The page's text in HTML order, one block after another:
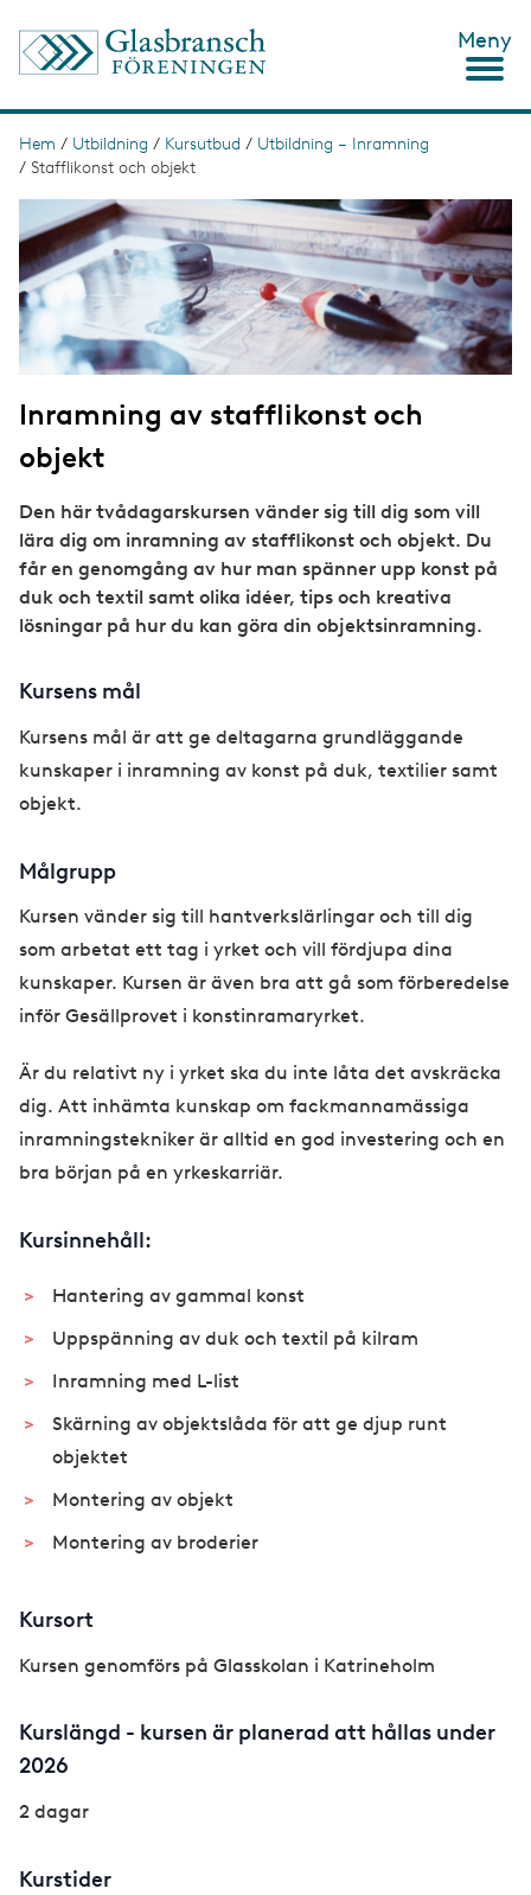
Meny
L
k
s
t
i
g
Hem / Utbildning / Kursutbud / Utbildning – Inramning
/ Stafflikonst och objekt
m
g
e
Inramning av stafflikonst och
objekt
Den här tvådagarskursen vänder sig till dig som vill
lära dig om inramning av stafflikonst och objekt. Du
får en genomgång av hur man spänner upp konst på
duk och textil samt olika idéer, tips och kreativa
lösningar på hur du kan göra din objektsinramning.
Kursens mål
Kursens mål är att ge deltagarna grundläggande
kunskaper i inramning av konst på duk, textilier samt
objekt.
Målgrupp
Kursen vänder sig till hantverkslärlingar och till dig
som arbetat ett tag i yrket och vill fördjupa dina
kunskaper. Kursen är även bra att gå som förberedelse
inför Gesällprovet i konstinramaryrket.
Är du relativt ny i yrket ska du inte låta det avskräcka
dig. Att inhämta kunskap om fackmannamässiga
inramningstekniker är alltid en god investering och en
bra början på en yrkeskarriär.
Kursinnehåll:
Hantering av gammal konst
Uppspänning av duk och textil på kilram
Inramning med L-list
Skärning av objektslåda för att ge djup runt
objektet
Montering av objekt
Montering av broderier
Kursort
Kursen genomförs på Glasskolan i Katrineholm
Kurslängd - kursen är planerad att hållas under
2026
2 dagar
Kurstider